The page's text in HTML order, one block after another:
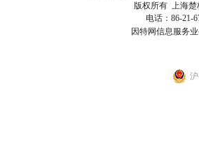
版权所有 上海
电话：86-21-
因特网信息服务